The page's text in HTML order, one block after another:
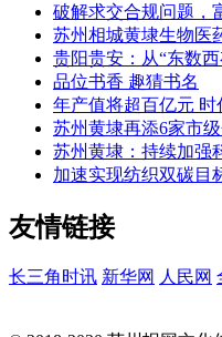
破解求交合规问题，
苏州相城黄埭生物医
贵阳贵安：从“东数
品位书香 趣猜书名
年产值将超百亿元
苏州黄埭再添6家市
苏州黄埭：持续加强
加速实现纺织双碳目
友情链接
长三角时讯 新华网 人民网